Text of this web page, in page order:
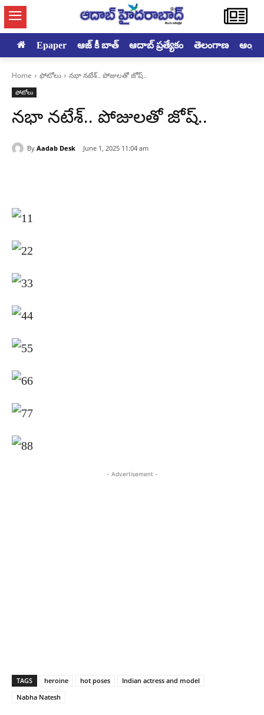
Epaper ఆజ్ కీ బాత్ ఆదాబ్ ప్రత్యేకం తెలంగాణ
Home ఫోటోలు నభా నటేశ్.. పోజులతో జోష్..
ఫోటోలు
నభా నటేశ్.. పోజులతో జోష్..
By Aadab Desk June 1, 2025 11:04 am
- Advertisement -
TAGS heroine hot poses
Indian actress and model
Nabha Natesh